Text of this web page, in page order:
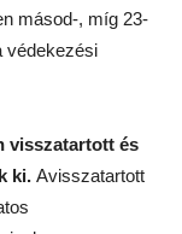
másod-, míg 23-
védekezési
visszatartott és
ki. Avisszatartott